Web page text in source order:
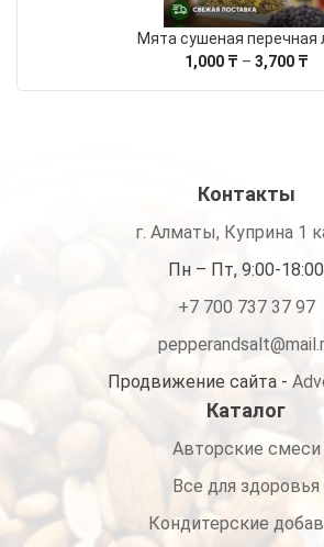
Мята сушеная перечная
1,000 ₸ – 3,700 ₸
Контакты
г. Алматы, Куприна 1
Пн – Пт, 9:00-18:00
+7 700 737 37 97
Продвижение сайта -
Каталог
Авторские смеси
Все для здоровья
Кондитерские